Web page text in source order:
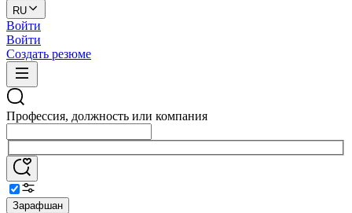
RU
Войти
Войти
Создать резюме
Профессия, должность или компания
Зарафшан